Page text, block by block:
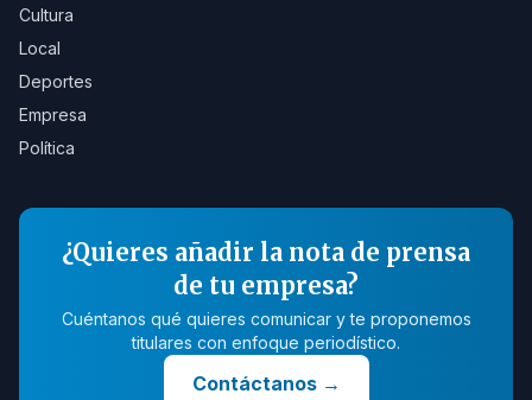
Cultura
Local
Deportes
Empresa
Política
¿Quieres añadir la nota de prensa
de tu empresa?
Cuéntanos qué quieres comunicar y te proponemos
titulares con enfoque periodístico.
Contáctanos→